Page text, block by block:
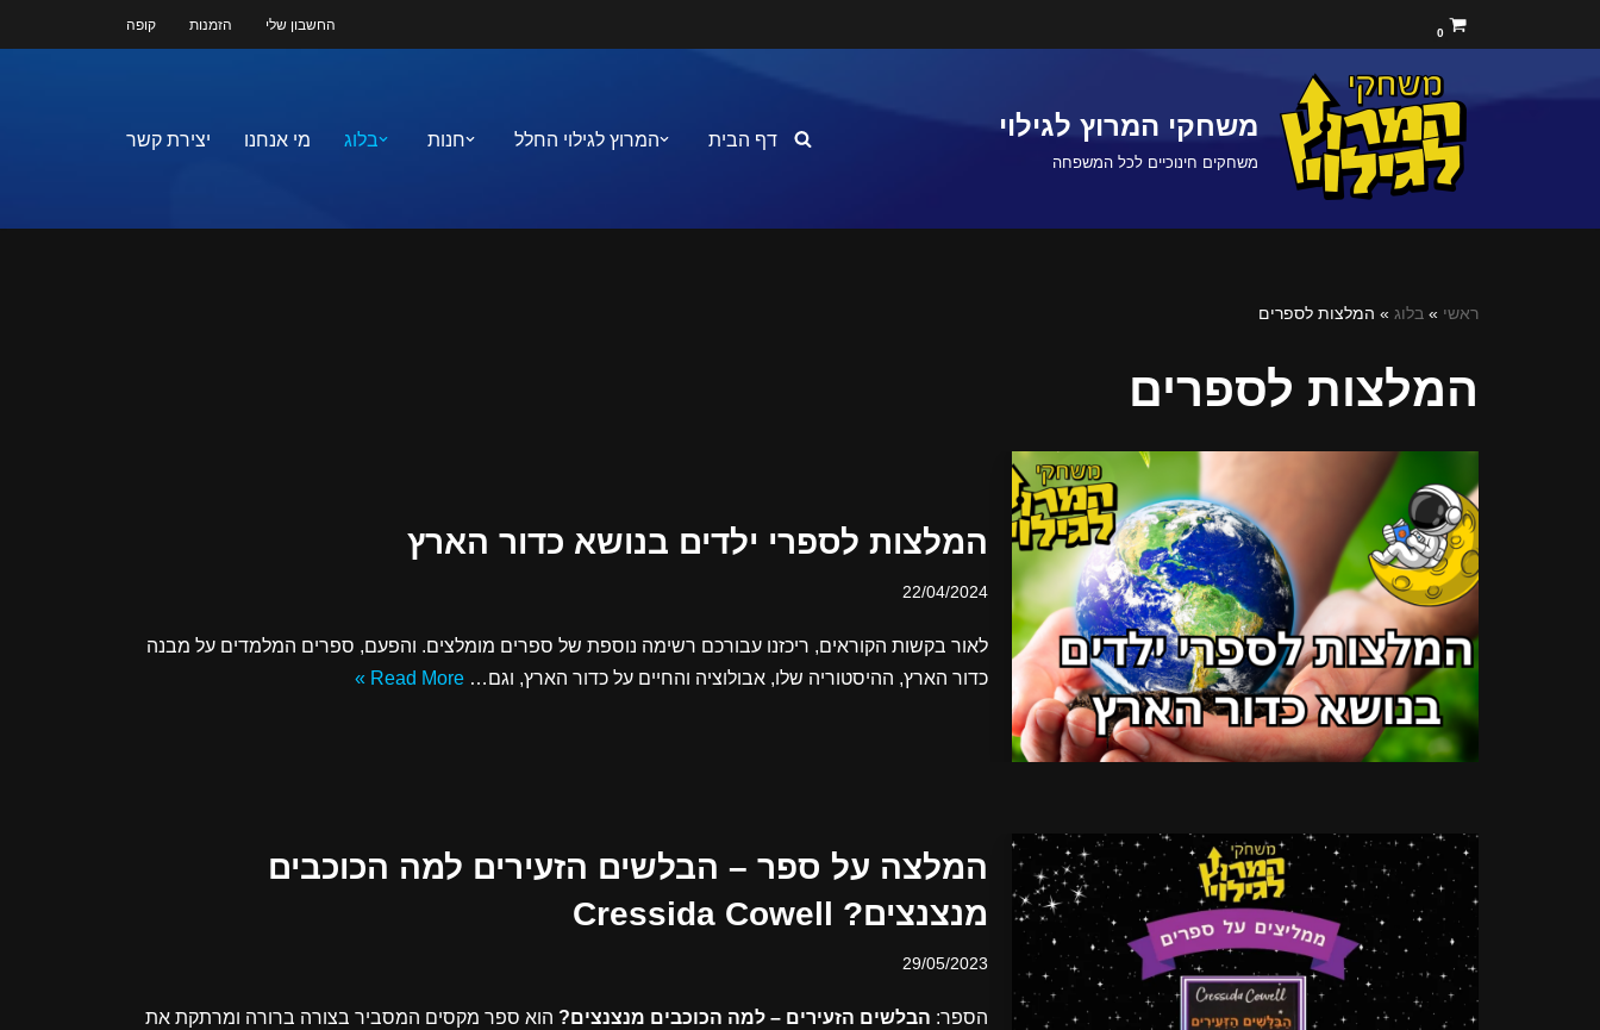
0 החשבון שלי הזמנות קופה
משחקי המרוץ לגילוי
משחקים חינוכיים לכל המשפחה
דף הבית המרוץ לגילוי החלל חנות בלוג מי אנחנו יצירת קשר
ראשי » בלוג » המלצות לספרים
המלצות לספרים
המלצות לספרי ילדים בנושא כדור הארץ
22/04/2024
לאור בקשות הקוראים, ריכזנו עבורכם רשימה נוספת של ספרים מומלצים. והפעם, ספרים המלמדים על מבנה
כדור הארץ, ההיסטוריה שלו, אבולוציה והחיים על כדור הארץ, וגם… Read More »
המלצה על ספר – הבלשים הזעירים למה הכוכבים
מנצנצים? Cressida Cowell
29/05/2023
הספר: הבלשים הזעירים – למה הכוכבים מנצנצים? הוא ספר מקסים המסביר בצורה ברורה ומרתקת את